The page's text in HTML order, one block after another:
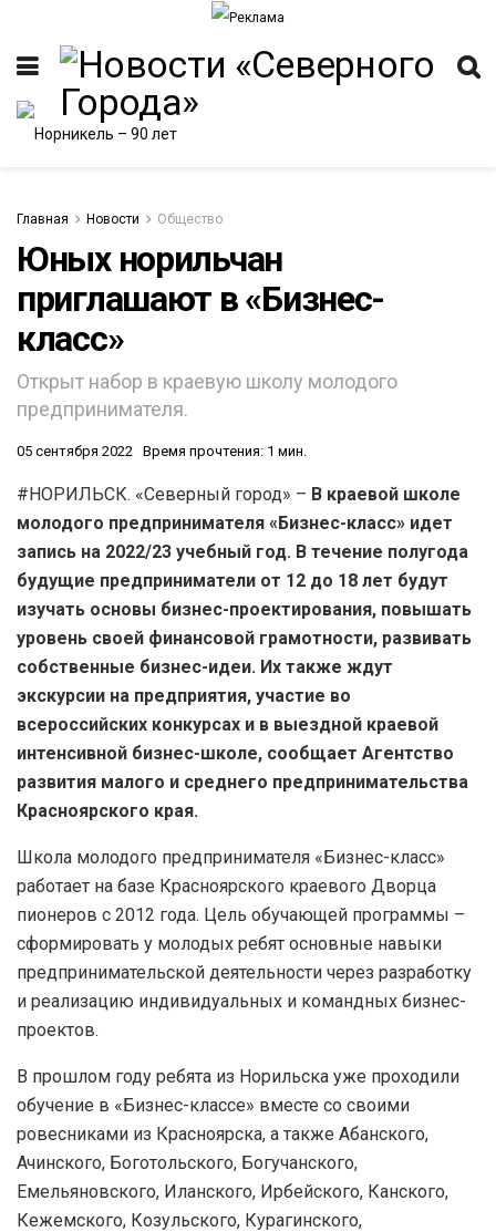
Главная Новости Общество
Юных норильчан
приглашают в «Бизнес-
класс»
Открыт набор в краевую школу молодого
предпринимателя.
05 сентября 2022 Время прочтения: 1 мин.
#НОРИЛЬСК. «Северный город» – В краевой школе
молодого предпринимателя «Бизнес-класс» идет
запись на 2022/23 учебный год. В течение полугода
будущие предприниматели от 12 до 18 лет будут
изучать основы бизнес-проектирования, повышать
уровень своей финансовой грамотности, развивать
собственные бизнес-идеи. Их также ждут
экскурсии на предприятия, участие во
всероссийских конкурсах и в выездной краевой
интенсивной бизнес-школе, сообщает Агентство
развития малого и среднего предпринимательства
Красноярского края.
Школа молодого предпринимателя «Бизнес-класс»
работает на базе Красноярского краевого Дворца
пионеров с 2012 года. Цель обучающей программы –
сформировать у молодых ребят основные навыки
предпринимательской деятельности через разработку
и реализацию индивидуальных и командных бизнес-
проектов.
В прошлом году ребята из Норильска уже проходили
обучение в «Бизнес-классе» вместе со своими
ровесниками из Красноярска, а также Абанского,
Ачинского, Боготольского, Богучанского,
Емельяновского, Иланского, Ирбейского, Канского,
Кежемского, Козульского, Курагинского,